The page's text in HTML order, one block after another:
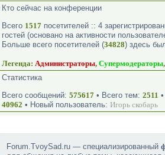
Кто сейчас на конференции
Всего 1517 посетителей :: 4
гостей (основано на активности
Больше всего посетителей (34828) здесь
Легенда: Администраторы, Супермодераторы,
Статистика
Всего сообщений: 575617 • Всего тем: 2511
40962 • Новый пользователь: Игорь скобарь
Forum.TvoySad.ru — специализированный